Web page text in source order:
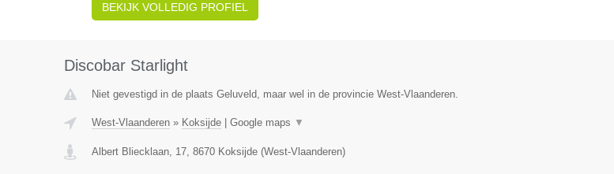
BEKIJK VOLLEDIG PROFIEL
Discobar Starlight
Niet gevestigd in de plaats Geluveld, maar wel in de provincie West-Vlaanderen.
West-Vlaanderen» Koksijde| Google maps ▼
Albert Bliecklaan, 17, 8670 Koksijde(West-Vlaanderen)